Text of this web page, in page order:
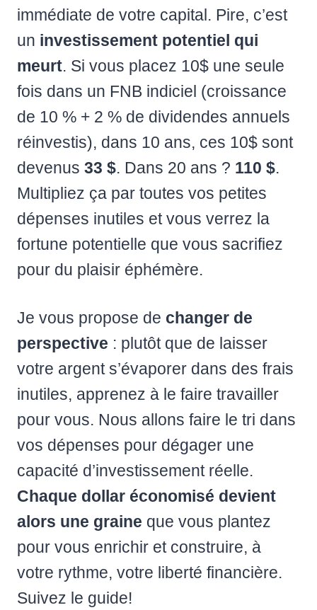
immédiate de votre capital. Pire, c’est
un investissement potentiel qui
meurt. Si vous placez 10$ une seule
fois dans un FNB indiciel (croissance
de 10 % + 2 % de dividendes annuels
réinvestis), dans 10 ans, ces 10$ sont
devenus 33 $. Dans 20 ans ? 110 $.
Multipliez ça par toutes vos petites
dépenses inutiles et vous verrez la
fortune potentielle que vous sacrifiez
pour du plaisir éphémère.
Je vous propose de changer de
perspective : plutôt que de laisser
votre argent s’évaporer dans des frais
inutiles, apprenez à le faire travailler
pour vous. Nous allons faire le tri dans
vos dépenses pour dégager une
capacité d’investissement réelle.
Chaque dollar économisé devient
alors une graine que vous plantez
pour vous enrichir et construire, à
votre rythme, votre liberté financière.
Suivez le guide!